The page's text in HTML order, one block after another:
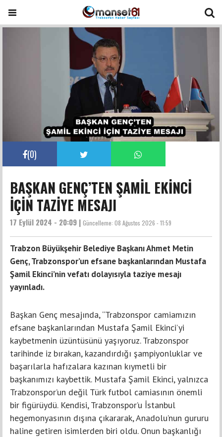
(0)
BAŞKAN GENÇ’TEN ŞAMİL EKİNCİ
İÇİN TAZİYE MESAJI
17 Eylül 2024 - 20:09 | Güncelleme: 08 Ağustos 2026 - 11:59
Trabzon Büyükşehir Belediye Başkanı Ahmet Metin
Genç, Trabzonspor’un efsane başkanlarından Mustafa
Şamil Ekinci’nin vefatı dolayısıyla taziye mesajı
yayınladı.
Başkan Genç mesajında, “Trabzonspor camiamızın
efsane başkanlarından Mustafa Şamil Ekinci’yi
kaybetmenin üzüntüsünü yaşıyoruz. Trabzonspor
tarihinde iz bırakan, kazandırdığı şampiyonluklar ve
başarılarla hafızalara kazınan kıymetli bir
başkanımızı kaybettik. Mustafa Şamil Ekinci, yalnızca
Trabzonspor’un değil Türk futbol camiasının önemli
bir figürüydü. Kendisi, Trabzonspor’u İstanbul
hegemonyasının dışına çıkararak, Anadolu’nun gururu
haline getiren isimlerden biri oldu. Onun başkanlığı